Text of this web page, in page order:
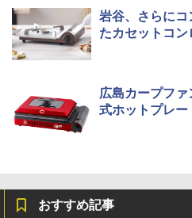
岩谷、さらにコ
たカセットコン
広島カープフ
式ホットプレー
おすすめ記事